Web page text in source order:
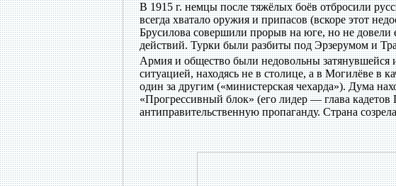
В 1915 г. немцы после тяжёлых боёв отбросили
всегда хватало оружия и припасов (вскоре этот
Брусилова совершили прорыв на юге, но не довели
действий. Турки были разбиты под Эрзерумом и
Армия и общество были недовольны затянувшейся
ситуацией, находясь не в столице, а в Могилёве в
один за другим («министерская чехарда»). Дума
«Прогрессивный блок» (его лидер — глава
антиправительственную пропаганду. Страна